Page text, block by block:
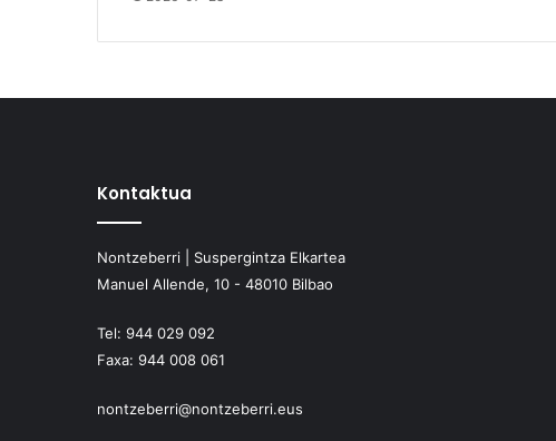
Kontaktua
Nontzeberri | Suspergintza Elkartea
Manuel Allende, 10 - 48010 Bilbao
Tel: 944 029 092
Faxa: 944 008 061
nontzeberri@nontzeberri.eus